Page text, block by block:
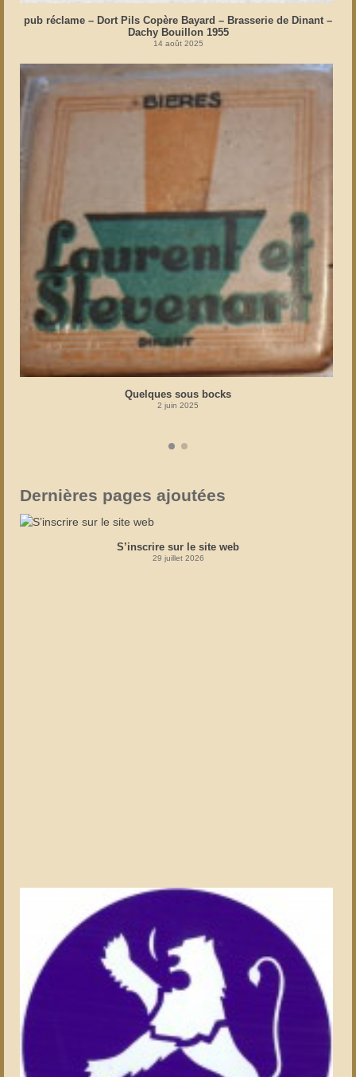
pub réclame – Dort Pils Copère Bayard – Brasserie de Dinant –
Dachy Bouillon 1955
14 août 2025
Quelques sous bocks
2 juin 2025
Dernières pages ajoutées
S’inscrire sur le site web
29 juillet 2026